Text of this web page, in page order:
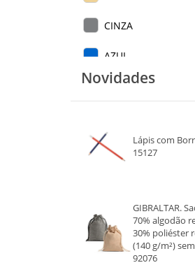
CINZA
AZUL
VERDE CLARO
VERMELHO
BRANCO
Novidades
Lápis com
15127
GIBRALTAR.
70% algodão
30% poliéster
(140 g/m²)
92076